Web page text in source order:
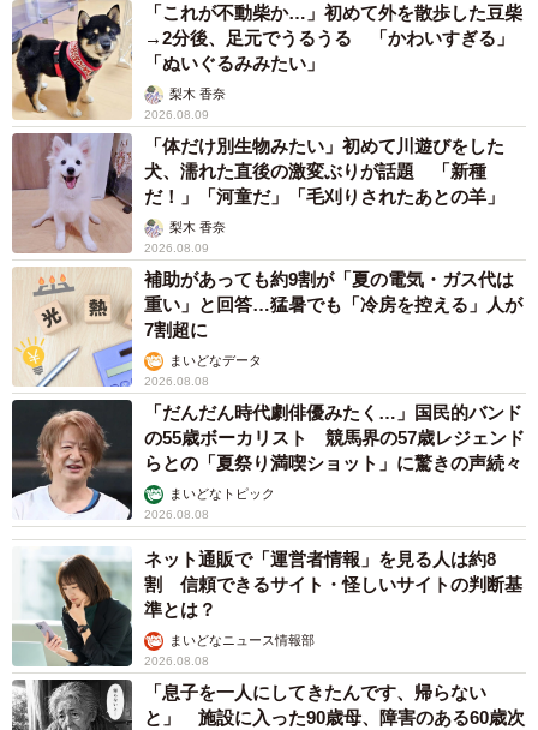
英検を取得していることで、就職活動に有利に働くという
メリットがあります。特に準1級以上のレベルになると、実
践的な英語力を有しているという証明になり、採用の場面
で優遇されるでしょう。取得に必要な勉強時間は、目標と
するレベルとその時点での実力によって大きく変わりま
す。2級を取得するのに必要な勉強時間は、100～200時間
と言われています。また、2級を取得済みの人が準1級を取
得するのには、そこから300時間が必要といわれています。
6位：MOS（マイクロソフトスペシャリスト）
MOSとは、WordやExcelといったマイクロソフトオフィス
の操作スキルを図る試験で、試験はスペシャリストとエキ
スパートの2つが存在します。マイクロソフトオフィス社公
認の資格で、累計受験者数は440万人を超える試験となって
います。
取得することでオフィスの仕事がスムーズにこなせるよう
になるというメリットがあります。ビジネスを円滑にでき
るほか、キャリアアップや就活にも役立つ資格となってい
ます。取得に必要な勉強時間の目安は、初学者は80時間、
経験者は40時間となっています。試験の合格率はスペシャ
リストが80％、エキスパートが60％以上となっているた
「これが不動柴か…」初めて外を散歩した豆柴
→2分後、足元でうるうる 「かわいすぎる」
「ぬいぐるみみたい」
梨木 香奈
2026.08.09
「体だけ別生物みたい」初めて川遊びをした
犬、濡れた直後の激変ぶりが話題 「新種
だ！」「河童だ」「毛刈りされたあとの羊」
梨木 香奈
2026.08.09
補助があっても約9割が「夏の電気・ガス代は
重い」と回答…猛暑でも「冷房を控える」人が
7割超に
まいどなデータ
2026.08.08
「だんだん時代劇俳優みたく…」国民的バンド
の55歳ボーカリスト 競馬界の57歳レジェンド
らとの「夏祭り満喫ショット」に驚きの声続々
まいどなトピック
2026.08.08
ネット通販で「運営者情報」を見る人は約8
割 信頼できるサイト・怪しいサイトの判断基
準とは？
まいどなニュース情報部
2026.08.08
「息子を一人にしてきたんです、帰らない
と」 施設に入った90歳母、障害のある60歳次